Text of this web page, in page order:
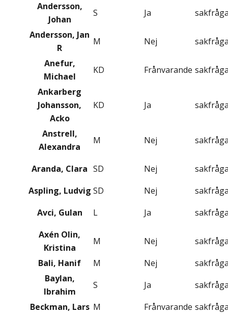
Andersson,
Johan
S Ja
Andersson, Jan
R
M Nej
Anefur,
Michael
KD Frånvarande
Ankarberg
Johansson,
Acko
KD Ja
Anstrell,
Alexandra
M Nej
Aranda, Clara SD Nej
Aspling, Ludvig SD Nej
Avci, Gulan
L Ja
Axén Olin,
Kristina
M Nej
Bali, Hanif
M Nej
Baylan,
Ibrahim
S Ja
Beckman, Lars M Frånvarande